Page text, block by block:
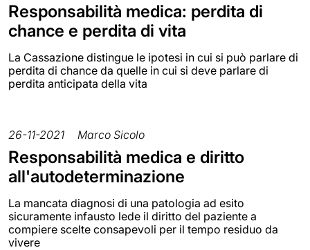
Responsabilità medica: perdita di
chance e perdita di vita
La Cassazione distingue le ipotesi in cui si può parlare di
perdita di chance da quelle in cui si deve parlare di
perdita anticipata della vita
26-11-2021 Marco Sicolo
Responsabilità medica e diritto
all'autodeterminazione
La mancata diagnosi di una patologia ad esito
sicuramente infausto lede il diritto del paziente a
compiere scelte consapevoli per il tempo residuo da
vivere